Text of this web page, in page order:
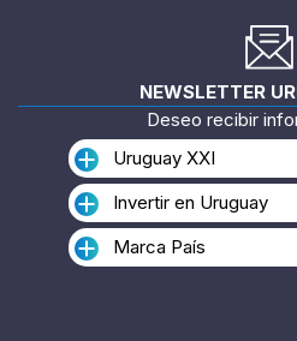
NEWSLETTER
Deseo recibir
Uruguay XXI
Invertir en Uruguay
Marca País